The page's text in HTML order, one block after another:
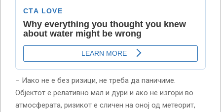
– Иако не е без ризици, не треба да паничиме.
Објектот е релативно мал и дури и ако не изгори во
атмосферата, ризикот е сличен на оној од метеорит,